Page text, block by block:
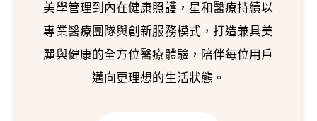
美學管理到內在健康照護，星和醫療持續以
專業醫療團隊與創新服務模式，打造兼具美
麗與健康的全方位醫療體驗，陪伴每位用戶
邁向更理想的生活狀態。